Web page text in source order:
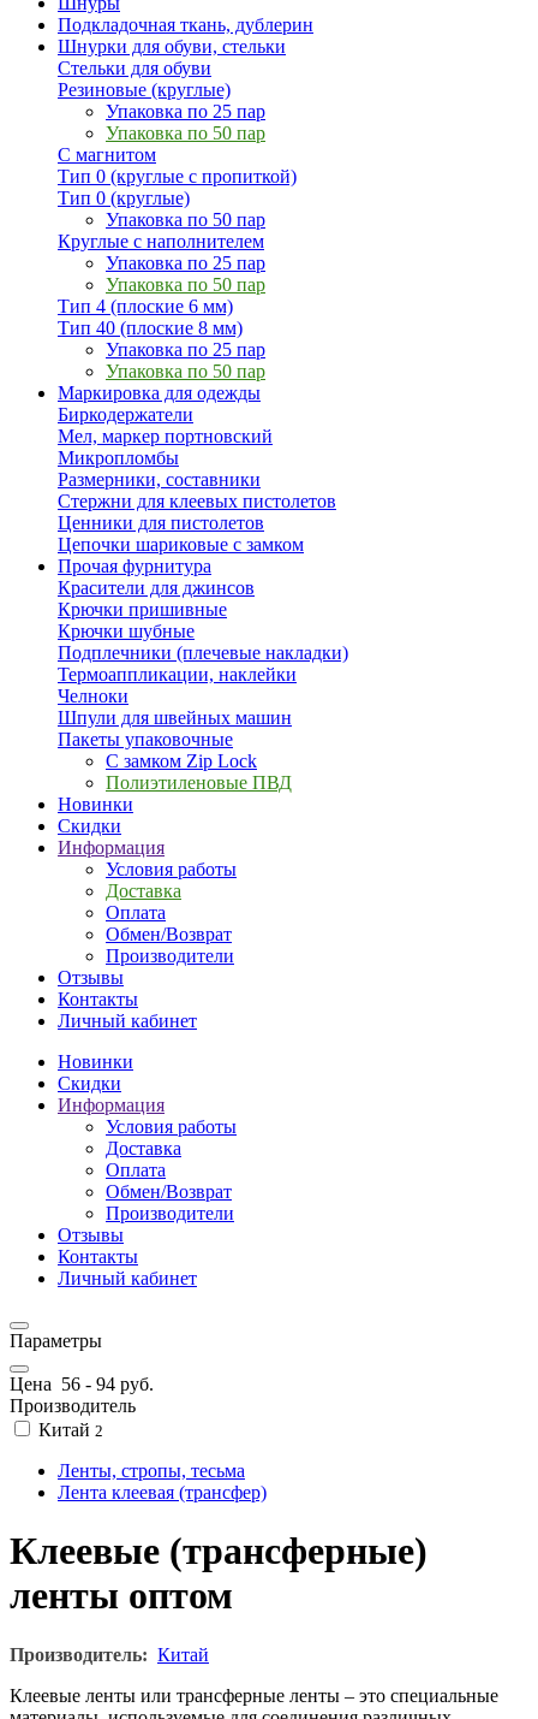
Подкладочная ткань, дублерин
Шнурки для обуви, стельки
Стельки для обуви
Резиновые (круглые)
Упаковка по 25 пар
Упаковка по 50 пар
С магнитом
Тип 0 (круглые с пропиткой)
Тип 0 (круглые)
Упаковка по 50 пар
Круглые с наполнителем
Упаковка по 25 пар
Упаковка по 50 пар
Тип 4 (плоские 6 мм)
Тип 40 (плоские 8 мм)
Упаковка по 25 пар
Упаковка по 50 пар
Маркировка для одежды
Биркодержатели
Мел, маркер портновский
Микропломбы
Размерники, составники
Стержни для клеевых пистолетов
Ценники для пистолетов
Цепочки шариковые с замком
Прочая фурнитура
Красители для джинсов
Крючки пришивные
Крючки шубные
Подплечники (плечевые накладки)
Термоаппликации, наклейки
Челноки
Шпули для швейных машин
Пакеты упаковочные
С замком Zip Lock
Полиэтиленовые ПВД
Новинки
Скидки
Информация
Условия работы
Доставка
Оплата
Обмен/Возврат
Производители
Отзывы
Контакты
Личный кабинет
Новинки
Скидки
Информация
Условия работы
Доставка
Оплата
Обмен/Возврат
Производители
Отзывы
Контакты
Личный кабинет
Параметры
Цена 56 - 94 руб.
Производитель
Китай 2
Ленты, стропы, тесьма
Лента клеевая (трансфер)
Клеевые (трансферные)
ленты оптом
Производитель: Китай
Клеевые ленты или трансферные ленты – это специальные